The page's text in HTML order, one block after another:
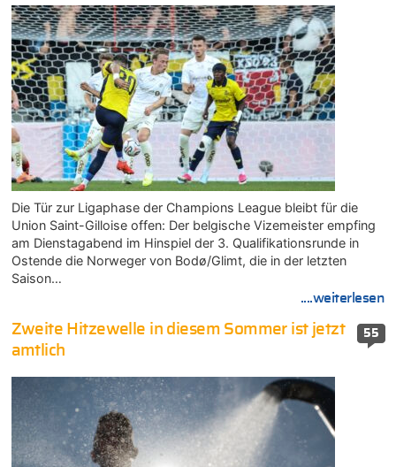
Die Tür zur Ligaphase der Champions League bleibt für die
Union Saint-Gilloise offen: Der belgische Vizemeister empfing
am Dienstagabend im Hinspiel der 3. Qualifikationsrunde in
Ostende die Norweger von Bodø/Glimt, die in der letzten
Saison…
....weiterlesen
55
Zweite Hitzewelle in diesem Sommer ist jetzt
amtlich